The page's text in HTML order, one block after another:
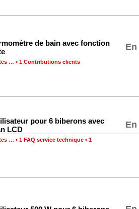
de bain avec fonction
… • 1 Contributions clients
pour 6 biberons avec
LCD
… • 1 FAQ service technique • 1